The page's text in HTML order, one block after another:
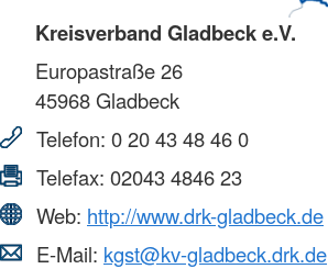
Kreisverband Gladbeck e.V.
Europastraße 26
45968Gladbeck
Telefon: 0 20 43 48 46 0
Telefax: 02043 4846 23
Web: http://www.drk-gladbeck.de
E-Mail: kgst@kv-gladbeck.drk.de